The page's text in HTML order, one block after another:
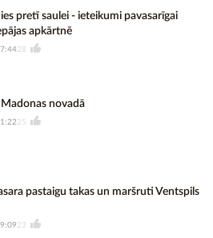
pretī saulei - ieteikumi pavasarīgai
apkārtnē
28
Madonas novadā
25
pastaigu takas un maršruti Ventspils
23